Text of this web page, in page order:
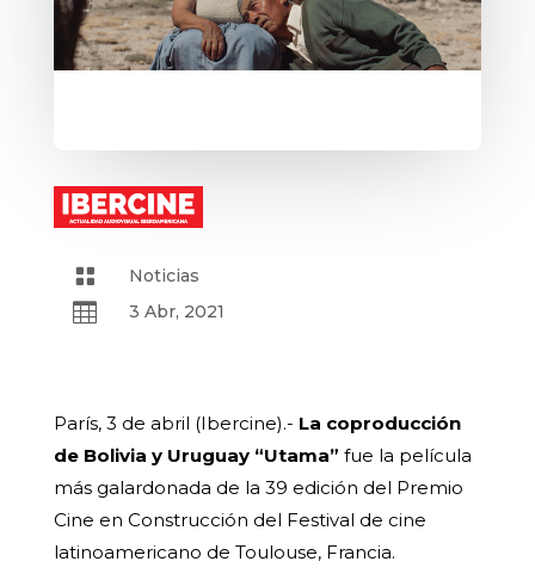
 Noticias
 3 Abr, 2021
París, 3 de abril (Ibercine).- La coproducción
de Bolivia y Uruguay “Utama” fue la película
más galardonada de la 39 edición del Premio
Cine en Construcción del Festival de cine
latinoamericano de Toulouse, Francia.